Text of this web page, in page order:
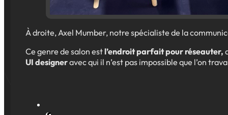
À droite, Axel Mumber, notre spécialiste de la
Ce genre de salon estl’endroit parfait pour réseauter,
UI designeravec qui il n’est pas impossible que l’on